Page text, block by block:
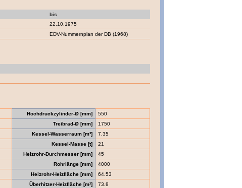
bis
22.10.1975
EDV-Nummernplan der DB (1968)
Hochdruckzylinder-Ø [mm]
550
Treibrad-Ø [mm]
1750
Kessel-Wasserraum [m³]
7.35
Kessel-Masse [t]
21
Heizrohr-Durchmesser [mm]
45
Rohrlänge [mm]
4000
Heizrohr-Heizfläche [mm]
64.53
Überhitzer-Heizfläche [m²] 73.8